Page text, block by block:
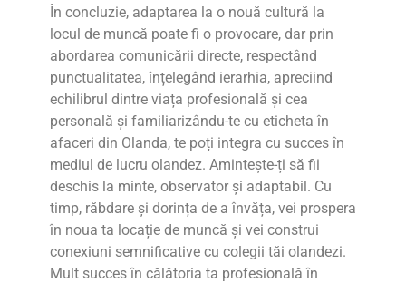
În concluzie, adaptarea la o nouă cultură la
locul de muncă poate fi o provocare, dar prin
abordarea comunicării directe, respectând
punctualitatea, înțelegând ierarhia, apreciind
echilibrul dintre viața profesională și cea
personală și familiarizându-te cu eticheta în
afaceri din Olanda, te poți integra cu succes în
mediul de lucru olandez. Amintește-ți să fii
deschis la minte, observator și adaptabil. Cu
timp, răbdare și dorința de a învăța, vei prospera
în noua ta locație de muncă și vei construi
conexiuni semnificative cu colegii tăi olandezi.
Mult succes în călătoria ta profesională în